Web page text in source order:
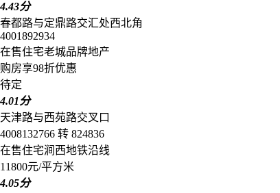
4.43分
春都路与定鼎路交汇处西北角
4001892934
在售住宅老城品牌地产
购房享98折优惠
待定
4.01分
天津路与西苑路交叉口
4008132766 转 824836
在售住宅涧西地铁沿线
11800元/平方米
4.05分